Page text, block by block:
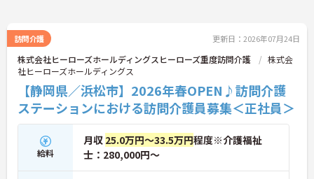
・日勤帯中心の勤務
・プライベートとの両立もしやすい
・無理なく長期就業を目指せる
→ メリハリをつけながら働ける環境です♪
■ 「退職金制度あり」の安心感！
長く働くことを見据えやすい制度が整っています。
・退職金制度あり
訪問介護 更新日：2026年07月24日
株式会社ヒーローズホールディングスヒーローズ重度訪問介護
株式会
社ヒーローズホールディングス
【静岡県／浜松市】2026年春OPEN♪訪問介護
ステーションにおける訪問介護員募集＜正社員＞
給料
月収 25.0万円～33.5万円程度※介護福祉
士：280,000円～